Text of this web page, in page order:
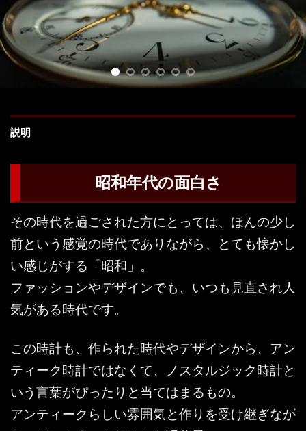
説明
昭和年代の面白さ
その時代を過ごされた方にとっては、ほんの少し
前という感覚の時代でありながら、とても懐かし
い感じがする「昭和」。
ファッションやデザインでも、いつも見直され人
気がある時代です。
この時計も、作られた時代やデザインから、アン
ティーク時計ではなくて、ノスタルジック時計と
いう言葉がぴったりと当てはまるもの。
アンティークらしい雰囲気と作りを受け継ぎなが